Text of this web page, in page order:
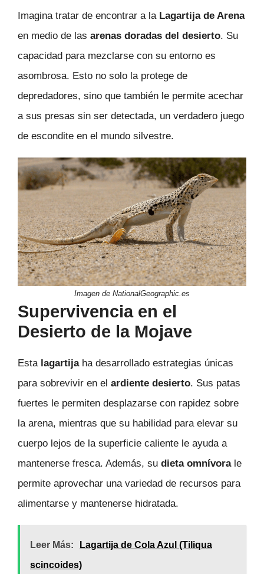
Imagina tratar de encontrar a la Lagartija de Arena
en medio de las arenas doradas del desierto. Su
capacidad para mezclarse con su entorno es
asombrosa. Esto no solo la protege de
depredadores, sino que también le permite acechar
a sus presas sin ser detectada, un verdadero juego
de escondite en el mundo silvestre.
Imagen de NationalGeographic.es
Supervivencia en el
Desierto de la Mojave
Esta lagartijaha desarrollado estrategias únicas
para sobrevivir en el ardiente desierto. Sus patas
fuertes le permiten desplazarse con rapidez sobre
la arena, mientras que su habilidad para elevar su
cuerpo lejos de la superficie caliente le ayuda a
mantenerse fresca. Además, su dieta omnívorale
permite aprovechar una variedad de recursos para
alimentarse y mantenerse hidratada.
Leer Más:
Lagartija de Cola Azul (Tiliqua
scincoides)